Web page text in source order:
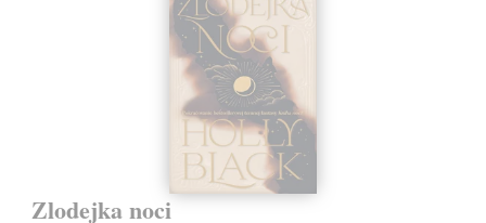
Zlodejka noci